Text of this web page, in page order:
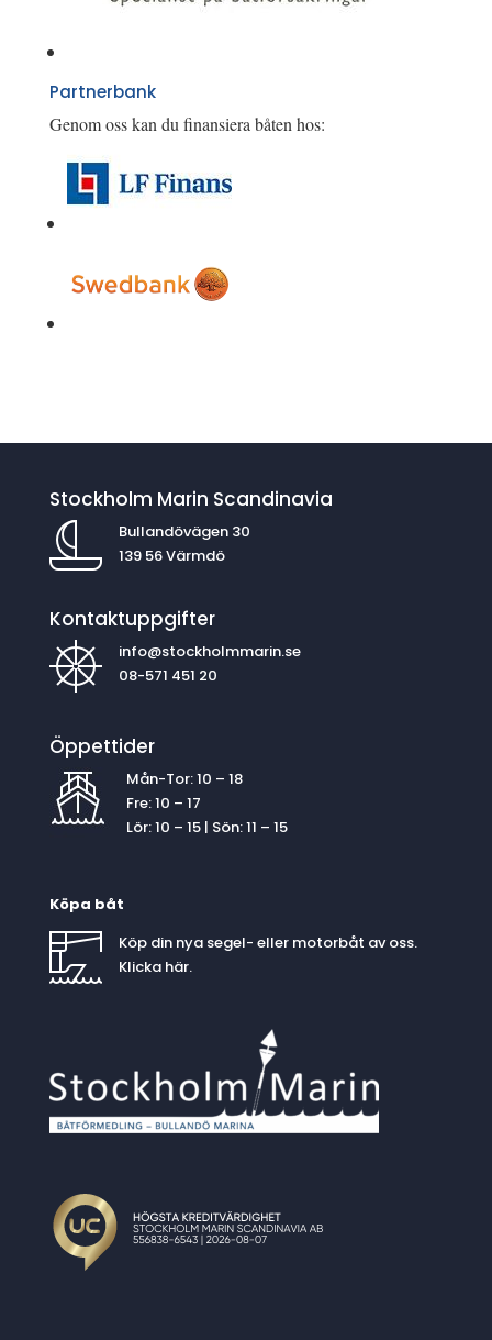
Partnerbank
Genom oss kan du finansiera båten hos:
Stockholm Marin Scandinavia
Bullandövägen 30
139 56 Värmdö
Kontaktuppgifter
info@stockholmmarin.se
08-571 451 20
Öppettider
Mån-Tor: 10 – 18
Fre: 10 – 17
Lör: 10 – 15 | Sön: 11 – 15
Köpa båt
Köp din nya segel- eller motorbåt av oss.
Klicka här.